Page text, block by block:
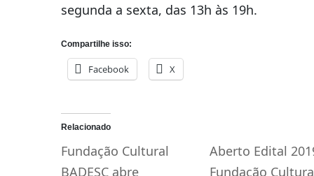
segunda a sexta, das 13h às 19h.
Compartilhe isso:
Facebook X
Relacionado
Fundação Cultural
BADESC abre
Aberto Edital
Fundação